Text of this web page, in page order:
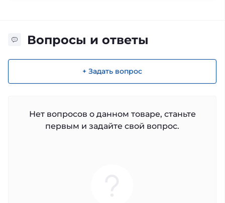
Вопросы и ответы
+ Задать вопрос
Нет вопросов о данном товаре, станьте
первым и задайте свой вопрос.